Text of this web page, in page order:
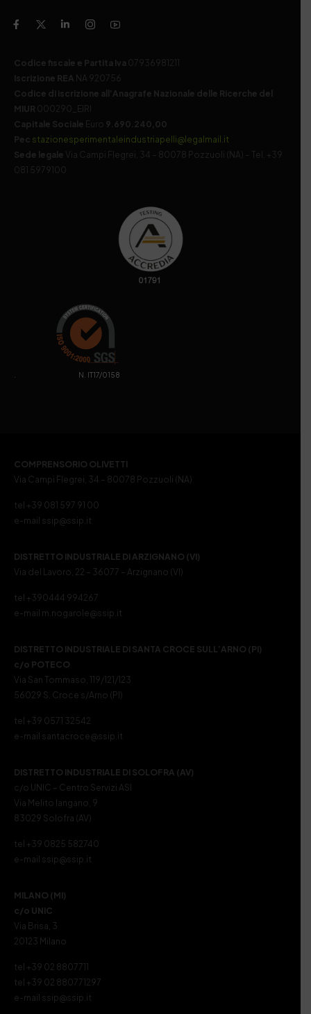
Codice fiscale e Partita Iva 07936981211
Iscrizione REA NA 920756
Codice di iscrizione all’Anagrafe Nazionale delle Ricerche del
MIUR 000290_EIRI
Capitale Sociale Euro 9.690.240,00
Pec stazionesperimentaleindustriapelli@legalmail.it
Sede legale
Via Campi Flegrei, 34 – 80078 Pozzuoli (NA) – Tel. +39
081 5979100
. N. IT17/0158
COMPRENSORIO OLIVETTI
Via Campi Flegrei, 34 – 80078 Pozzuoli (NA)
tel +39 081 597 91 00
e-mail ssip@ssip.it
DISTRETTO INDUSTRIALE DI ARZIGNANO (VI)
Via del Lavoro, 22 – 36077 – Arzignano (VI)
tel +390444 994267
e-mail m.nogarole@ssip.it
DISTRETTO INDUSTRIALE DI SANTA CROCE SULL’ARNO (PI)
c/o POTECO
Via San Tommaso, 119/121/123
56029 S. Croce s/Arno (PI)
tel +39 0571 32542
e-mail santacroce@ssip.it
DISTRETTO INDUSTRIALE DI SOLOFRA (AV)
c/o UNIC – Centro Servizi ASI
Via Melito Iangano, 9
83029 Solofra (AV)
tel +39 0825 582740
e-mail ssip@ssip.it
MILANO (MI)
c/o UNIC
Via Brisa, 3
20123 Milano
tel +39 02 8807711
tel +39 02 880771297
e-mail ssip@ssip.it